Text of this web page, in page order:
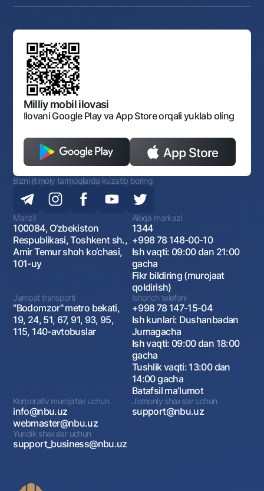
Bank tarkibi
Aksilkorrupsiya
Korporativ uslub
Sayt haritasi
Auksionlar
Ofis va bankomatlar
Shaxsiy ma'lumotlarni qayta ishlashga rozilik berish
O‘zbekiston Tasviriy san’at galereyasi
Standart shartnomalar
Normativ-huquqiy hujjatlar loyihalarini muhokama qilish
Normativ huquqiy hujjatlar
O'zbekiston Respublikasi Tashqi Iqtisodiy Faoliyat Milliy
Bankining ish tartibi va rejimi
Ochiq ma'lumotlar
Monopoliyaga qarshi komplaens
Milliy mobil ilovasi
Ilovani Google Play va App Store orqali yuklab oling
Bizni ijtimoiy tarmoqlarda kuzatib boring
Manzil
100084, O‘zbekiston
Respublikasi, Toshkent sh.,
Amir Temur shoh ko‘chasi,
101-uy
Aloqa markazi
1344
+998 78 148-00-10
Ish vaqti: 09:00 dan 21:00
gacha
Fikr bildiring (murojaat
qoldirish)
Jamoat transporti
"Bodomzor" metro bekati,
19, 24, 51, 67, 91, 93, 95,
115, 140-avtobuslar
Ishonch telefoni
+998 78 147-15-04
Ish kunlari: Dushanbadan
Jumagacha
Ish vaqti: 09:00 dan 18:00
gacha
Tushlik vaqti: 13:00 dan
14:00 gacha
Batafsil maʼlumot
Korporativ murojatlar uchun
info@nbu.uz
webmaster@nbu.uz
Jismoniy shaxslar uchun
support@nbu.uz
Yuridik shaxslar uchun
support_business@nbu.uz